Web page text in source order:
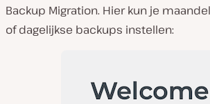
Backup Migration. Hier kun je
of dagelijkse backups instellen: